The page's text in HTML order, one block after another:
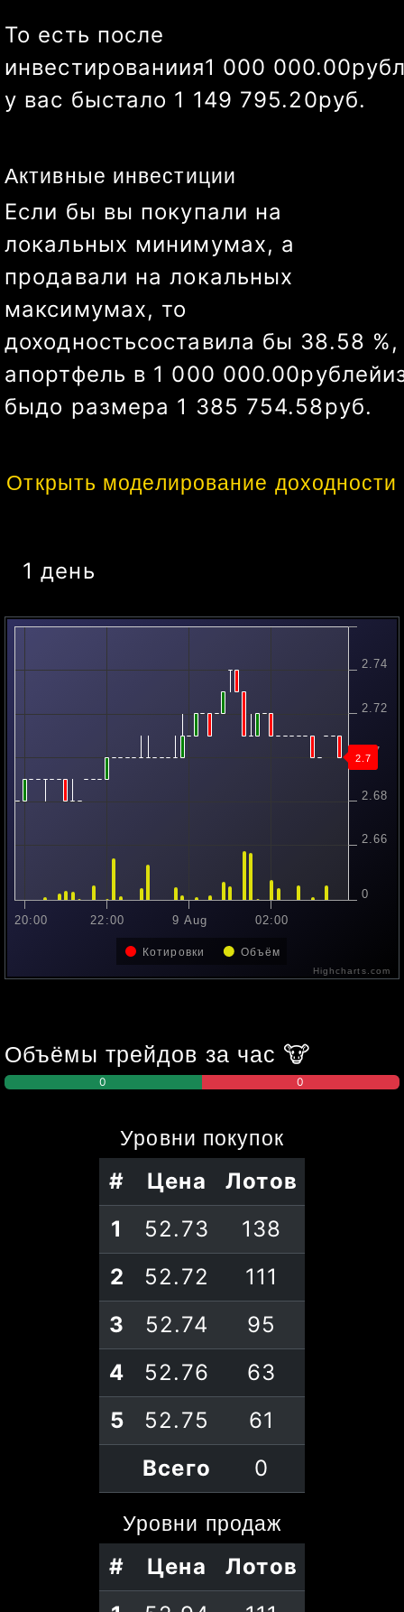
То есть после
инвестированиия1 000 000.00
у вас быстало 1 086 015.21руб.
Активные инвестиции
Если бы вы покупали на
локальных минимумах, а
продавали на локальных
максимумах, то
доходностьсоставила бы 36.60 %,
апортфель в 1 000 000.00рублей
быдо размера 1 366 008.46руб.
Открыть моделирование доходности
1 день
Котировки Объём
20:00 22:00 9 Aug 02:00
2.66
2.68
2.7
2.72
2.74
2.7
0
Highcharts.com
Объёмы трейдов за час 🐮
0 0
Уровни покупок
# Цена
Лотов
1
52.73
138
2
52.72
111
3
52.74
95
4
52.76
63
5
52.75
61
Всего
0
Уровни продаж
# Цена
Лотов